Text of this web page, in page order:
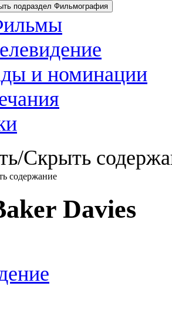
подраздел Фильмография
и номинации
Скрыть
содержание
Davies